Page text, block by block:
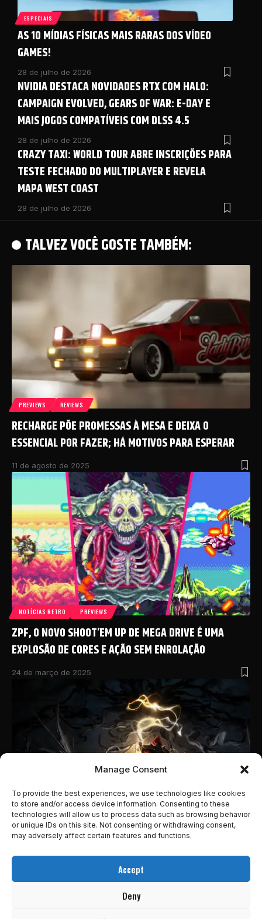
Manage Consent
To provide the best experiences, we use technologies like cookies
to store and/or access device information. Consenting to these
technologies will allow us to process data such as browsing behavior
or unique IDs on this site. Not consenting or withdrawing consent,
may adversely affect certain features and functions.
Accept
Deny
ESPECIAIS
AS 10 MÍDIAS FÍSICAS MAIS RARAS DOS VÍDEO
GAMES!
28 de julho de 2026
NVIDIA DESTACA NOVIDADES RTX COM HALO:
CAMPAIGN EVOLVED, GEARS OF WAR: E-DAY E
MAIS JOGOS COMPATÍVEIS COM DLSS 4.5
28 de julho de 2026
CRAZY TAXI: WORLD TOUR ABRE INSCRIÇÕES PARA
TESTE FECHADO DO MULTIPLAYER E REVELA
MAPA WEST COAST
28 de julho de 2026
TALVEZ VOCÊ GOSTE TAMBÉM:
PREVIEWS REVIEWS
RECHARGE PÕE PROMESSAS À MESA E DEIXA O
ESSENCIAL POR FAZER; HÁ MOTIVOS PARA ESPERAR
11 de agosto de 2025
NOTÍCIAS RETRO PREVIEWS
ZPF, O NOVO SHOOT’EM UP DE MEGA DRIVE É UMA
EXPLOSÃO DE CORES E AÇÃO SEM ENROLAÇÃO
24 de março de 2025
PREVIEWS
MANDRAGORA: WHISPERS OF THE WITCH TREE |
PREVIEW
7 de março de 2025
PREVIEW: THE ROGUE PRINCE OF PERSIA(ACESSO